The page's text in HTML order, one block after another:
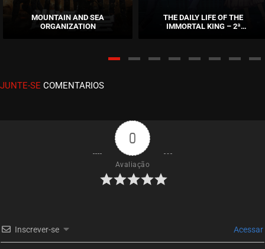
EPISÓDIO 31
fevereiro 16, 2021
ASSISTIDO
EPISÓDIO 29
dezembro 16, 2020
EPISÓDIO 28
EPISÓDIO 27
MOUNTAIN AND SEA
ORGANIZATION
THE DAILY LIFE OF THE
IMMORTAL KING – 2ª
JUNTE-SE COMENTARIOS
0
Avaliação
Inscrever-se Acessar